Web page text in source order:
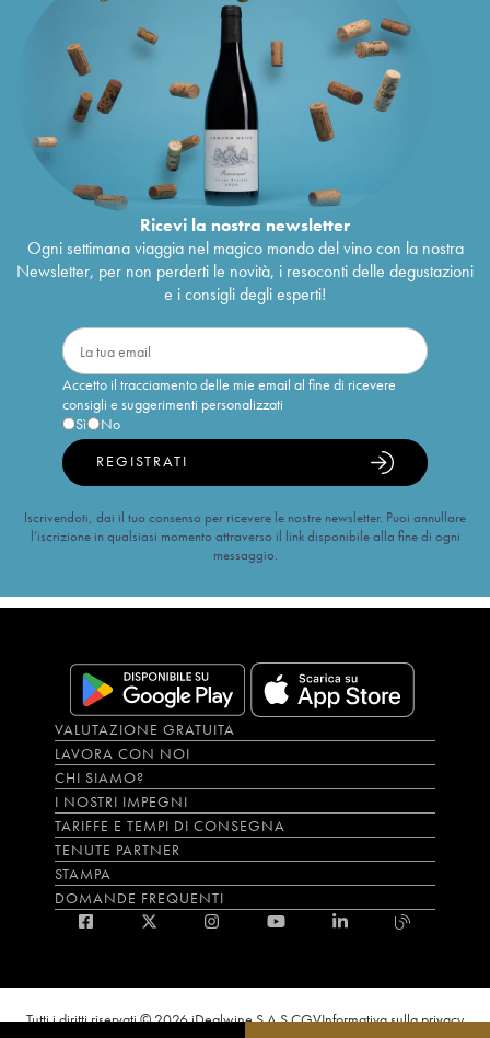
Ricevi la nostra newsletter
Ogni settimana viaggia nel magico mondo del vino con la nostra
Newsletter, per non perderti le novità, i resoconti delle degustazioni
e i consigli degli esperti!
Accetto il tracciamento delle mie email al fine di ricevere
consigli e suggerimenti personalizzati
Sì
No
REGISTRATI
Iscrivendoti, dai il tuo consenso per ricevere le nostre newsletter. Puoi annullare
l’iscrizione in qualsiasi momento attraverso il link disponibile alla fine di ogni
messaggio.
VALUTAZIONE GRATUITA
LAVORA CON NOI
CHI SIAMO?
I NOSTRI IMPEGNI
TARIFFE E TEMPI DI CONSEGNA
TENUTE PARTNER
STAMPA
DOMANDE FREQUENTI
Tutti i diritti riservati © 2026 iDealwine S.A.S.CGVInformativa sulla privacy